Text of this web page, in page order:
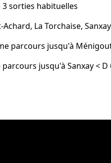
sorties habituelles
Achard, La Torchaise,
parcours jusqu'à
parcours jusqu'à Sanxay <